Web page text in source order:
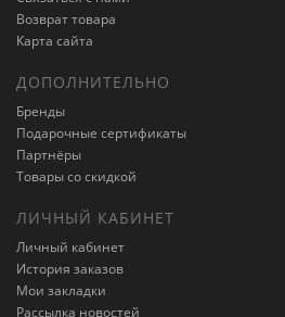
Возврат товара
Карта сайта
ДОПОЛНИТЕЛЬНО
Бренды
Подарочные сертификаты
Партнёры
Товары со скидкой
ЛИЧНЫЙ КАБИНЕТ
Личный кабинет
История заказов
Мои закладки
Рассылка новостей